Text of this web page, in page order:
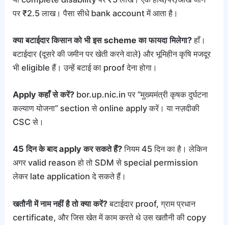
पर ₹2.5 लाख। पैसा सीधे bank account में आता है।
क्या बटाईदार किसान को भी इस scheme का फायदा मिलेगा?हाँ।
बटाईदार (दूसरे की जमीन पर खेती करने वाले) और भूमिहीन कृषि मजदूर
भी eligible हैं। उन्हें बटाई का proof देना होगा।
Apply कहाँ से करें? bor.up.nic.in पर “मुख्यमंत्री कृषक दुर्घटना
कल्याण योजना” section से online apply करें। या नज़दीकी
CSC से।
45 दिन के बाद apply कर सकते हैं?नियम 45 दिन का है। लेकिन
अगर valid reason हो तो SDM से special permission
लेकर late application दे सकते हैं।
खतौनी में नाम नहीं है तो क्या करें?बटाईदार proof, ग्राम प्रधान
certificate, और जिस खेत में काम करते थे उस खतौनी की copy